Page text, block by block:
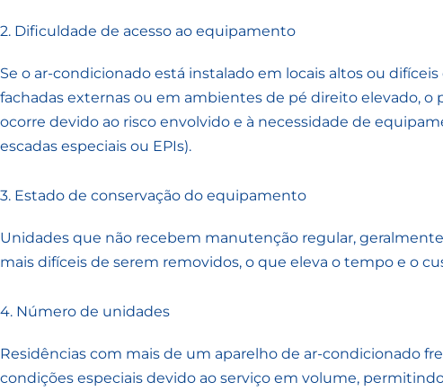
2. Dificuldade de acesso ao equipamento
Se o ar-condicionado está instalado em locais altos ou
fachadas externas ou em ambientes de pé direito elevado, o
ocorre devido ao risco envolvido e à necessidade de
escadas especiais ou EPIs).
3. Estado de conservação do equipamento
Unidades que não recebem manutenção regular,
mais difíceis de serem removidos, o que eleva o tempo e o
4. Número de unidades
Residências com mais de um aparelho de ar-condicionado
condições especiais devido ao serviço em volume,